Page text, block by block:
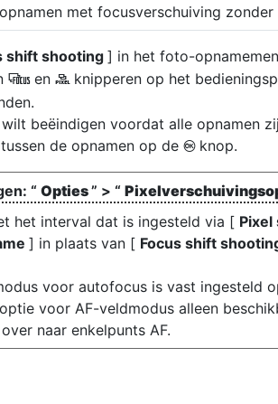
met focusverschuiving
shift shooting ] in het foto-
9 en Z knipperen op het
beëindigen voordat alle opnamen
de opnamen op de J knop.
“ Opties” > “
het interval dat is ingesteld via [
] in plaats van [ Focus shift
voor autofocus is vast ingesteld
voor AF-veldmodus alleen
naar enkelpunts AF.